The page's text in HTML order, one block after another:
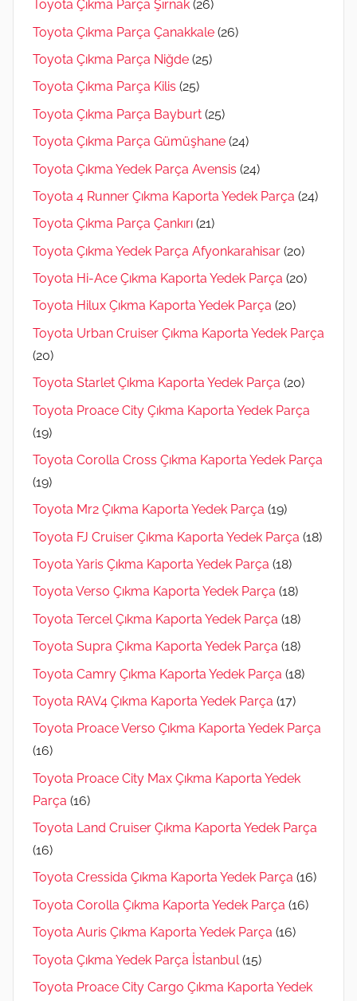
Toyota Çıkma Parça Şırnak (26)
Toyota Çıkma Parça Çanakkale (26)
Toyota Çıkma Parça Niğde (25)
Toyota Çıkma Parça Kilis (25)
Toyota Çıkma Parça Bayburt (25)
Toyota Çıkma Parça Gümüşhane (24)
Toyota Çıkma Yedek Parça Avensis (24)
Toyota 4 Runner Çıkma Kaporta Yedek Parça (24)
Toyota Çıkma Parça Çankırı (21)
Toyota Çıkma Yedek Parça Afyonkarahisar (20)
Toyota Hi-Ace Çıkma Kaporta Yedek Parça (20)
Toyota Hilux Çıkma Kaporta Yedek Parça (20)
Toyota Urban Cruiser Çıkma Kaporta Yedek Parça
(20)
Toyota Starlet Çıkma Kaporta Yedek Parça (20)
Toyota Proace City Çıkma Kaporta Yedek Parça
(19)
Toyota Corolla Cross Çıkma Kaporta Yedek Parça
(19)
Toyota Mr2 Çıkma Kaporta Yedek Parça (19)
Toyota FJ Cruiser Çıkma Kaporta Yedek Parça (18)
Toyota Yaris Çıkma Kaporta Yedek Parça (18)
Toyota Verso Çıkma Kaporta Yedek Parça (18)
Toyota Tercel Çıkma Kaporta Yedek Parça (18)
Toyota Supra Çıkma Kaporta Yedek Parça (18)
Toyota Camry Çıkma Kaporta Yedek Parça (18)
Toyota RAV4 Çıkma Kaporta Yedek Parça (17)
Toyota Proace Verso Çıkma Kaporta Yedek Parça
(16)
Toyota Proace City Max Çıkma Kaporta Yedek
Parça (16)
Toyota Land Cruiser Çıkma Kaporta Yedek Parça
(16)
Toyota Cressida Çıkma Kaporta Yedek Parça (16)
Toyota Corolla Çıkma Kaporta Yedek Parça (16)
Toyota Auris Çıkma Kaporta Yedek Parça (16)
Toyota Çıkma Yedek Parça İstanbul (15)
Toyota Proace City Cargo Çıkma Kaporta Yedek